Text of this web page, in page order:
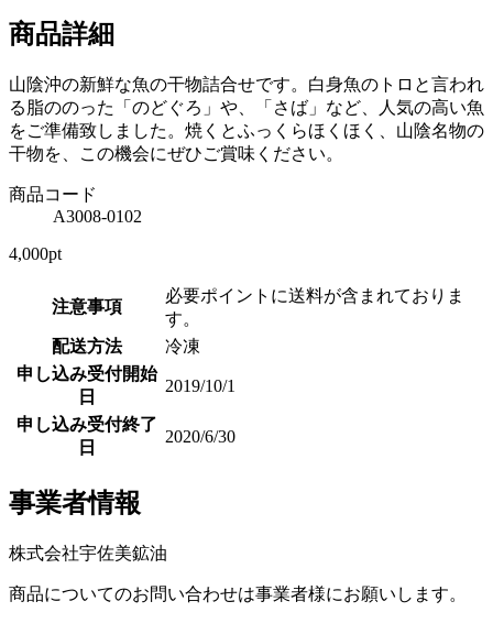
商品詳細
山陰沖の新鮮な魚の干物詰合せです。白身魚のトロと言われ
る脂ののった「のどぐろ」や、「さば」など、人気の高い魚
をご準備致しました。焼くとふっくらほくほく、山陰名物の
干物を、この機会にぜひご賞味ください。
商品コード
A3008-0102
4,000pt
注意事項
必要ポイントに送料が含まれておりま
す。
配送方法
冷凍
申し込み受付開始
日
2019/10/1
申し込み受付終了
日
2020/6/30
事業者情報
株式会社宇佐美鉱油
商品についてのお問い合わせは事業者様にお願いします。